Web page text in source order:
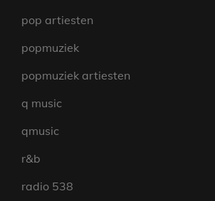
pop artiesten
popmuziek
popmuziek artiesten
q music
qmusic
r&b
radio 538